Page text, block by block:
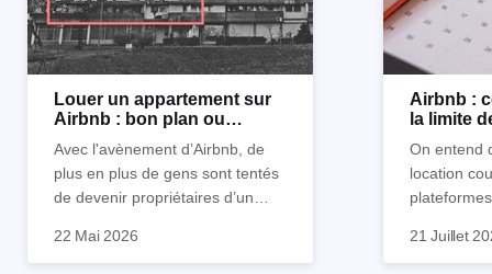
Louer un appartement sur
Airbnb : bon plan ou
Avec l'avènement d’Airbnb, de
plus en plus de gens sont tentés
de devenir propriétaires d’un
suite. On compte environ 25 000
22 Mai 2026
Airbnb :
la limite
On entend
location
Je vais
21 Juillet